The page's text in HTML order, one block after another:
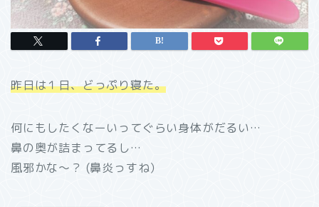
昨日は１日、どっぷり寝た。
何にもしたくなーいってぐらい身体がだるい…
鼻の奥が詰まってるし…
風邪かな～？ (鼻炎っすね）